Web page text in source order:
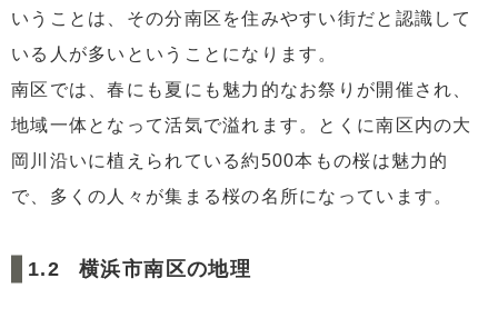
4.2弘明寺駅から各方面への所要時間
5横浜市南区で不動産投資するなら○○をターゲットに！
いうことは、その分南区を住みやすい街だと認識して
いる人が多いということになります。
南区では、春にも夏にも魅力的なお祭りが開催され、
地域一体となって活気で溢れます。とくに南区内の大
岡川沿いに植えられている約500本もの桜は魅力的
で、多くの人々が集まる桜の名所になっています。
横浜市南区の地理